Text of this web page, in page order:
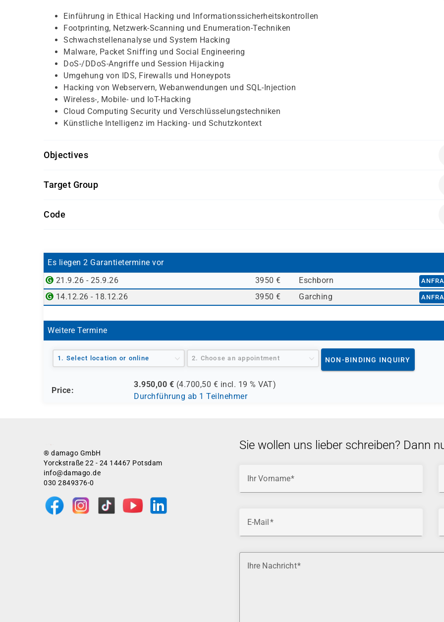
Einführung in Ethical Hacking und Informationssicherheitskontrollen
Footprinting, Netzwerk-Scanning und Enumeration-Techniken
Schwachstellenanalyse und System Hacking
Malware, Packet Sniffing und Social Engineering
DoS-/DDoS-Angriffe und Session Hijacking
Umgehung von IDS, Firewalls und Honeypots
Hacking von Webservern, Webanwendungen und SQL-Injection
Wireless-, Mobile- und IoT-Hacking
Cloud Computing Security und Verschlüsselungstechniken
Künstliche Intelligenz im Hacking- und Schutzkontext
Objectives
Informationssicherheit mit entsprechender Bewerbung zur Prüfungszulassung.
Target Group
Datenschutz- und KI-Sicherheitsspezialisten sowie alle, die sich mit Schwachstellenmanagement, Incident
Code
Es liegen 2 Garantietermine vor
21.9.26 - 25.9.26
3950 € Eschborn
14.12.26 - 18.12.26 3950 € Garching
Weitere Termine
1. Select location or online 2. Choose an appointment NON-BINDING INQUIRY
Price:
3.950,00 € (4.700,50 € incl. 19 % VAT)
Durchführung ab 1 Teilnehmer
® damago GmbH
Yorckstraße 22 - 24 14467 Potsdam
info@damago.de
030 2849376-0
Sie wollen uns lieber schreiben? Dann
Ihr Vorname
E-Mail
Ihre Nachricht